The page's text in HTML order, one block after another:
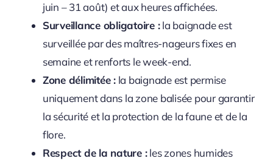
juin – 31 août) et aux heures affichées.
Surveillance obligatoire :la baignade est
surveillée par des maîtres-nageurs fixes en
semaine et renforts le week-end.
Zone délimitée :la baignade est permise
uniquement dans la zone balisée pour garantir
la sécurité et la protection de la faune et de la
flore.
Respect de la nature :les zones humides